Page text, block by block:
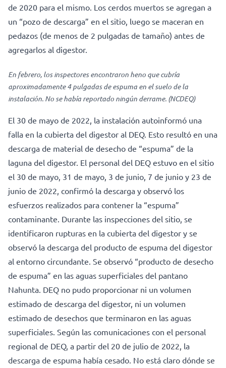
de 2020 para el mismo. Los cerdos muertos se agregan a
un “pozo de descarga” en el sitio, luego se maceran en
pedazos (de menos de 2 pulgadas de tamaño) antes de
agregarlos al digestor.
En febrero, los inspectores encontraron heno que cubría
aproximadamente 4 pulgadas de espuma en el suelo de la
instalación. No se había reportado ningún derrame. (NCDEQ)
El 30 de mayo de 2022, la instalación autoinformó una
falla en la cubierta del digestor al DEQ. Esto resultó en una
descarga de material de desecho de “espuma” de la
laguna del digestor. El personal del DEQ estuvo en el sitio
el 30 de mayo, 31 de mayo, 3 de junio, 7 de junio y 23 de
junio de 2022, confirmó la descarga y observó los
esfuerzos realizados para contener la “espuma”
contaminante. Durante las inspecciones del sitio, se
identificaron rupturas en la cubierta del digestor y se
observó la descarga del producto de espuma del digestor
al entorno circundante. Se observó “producto de desecho
de espuma” en las aguas superficiales del pantano
Nahunta. DEQ no pudo proporcionar ni un volumen
estimado de descarga del digestor, ni un volumen
estimado de desechos que terminaron en las aguas
superficiales. Según las comunicaciones con el personal
regional de DEQ, a partir del 20 de julio de 2022, la
descarga de espuma había cesado. No está claro dónde se